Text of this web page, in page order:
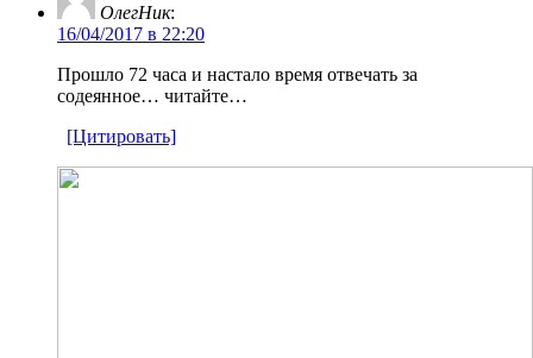
ОлегНик:
16/04/2017 в 22:20
Прошло 72 часа и настало время отвечать за
содеянное… читайте…
[Цитировать]